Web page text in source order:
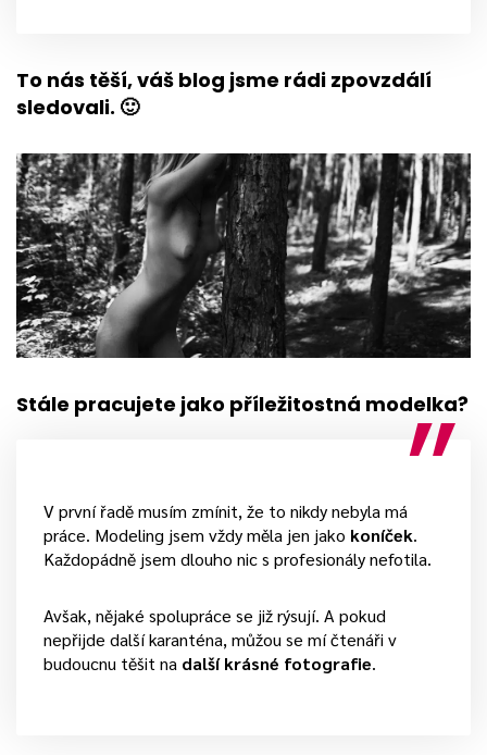
To nás těší, váš blog jsme rádi zpovzdálí
sledovali. 🙂
Stále pracujete jako příležitostná modelka?
V první řadě musím zmínit, že to nikdy nebyla má
práce. Modeling jsem vždy měla jen jako koníček.
Každopádně jsem dlouho nic s profesionály nefotila.
Avšak, nějaké spolupráce se již rýsují. A pokud
nepřijde další karanténa, můžou se mí čtenáři v
budoucnu těšit na další krásné fotografie.